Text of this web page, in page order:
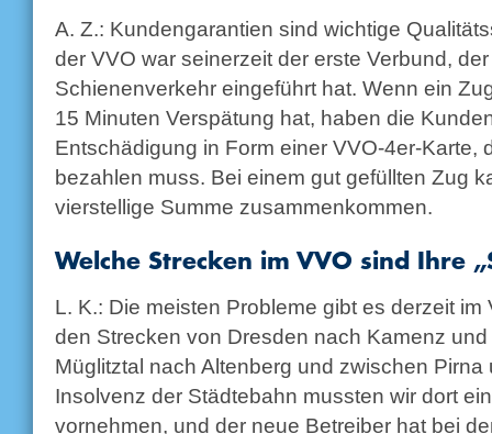
A. Z.: Kundengarantien sind wichtige
der VVO war seinerzeit der erste Verbund,
Schienenverkehr eingeführt hat. Wenn ein
15 Minuten Verspätung hat, haben die
Entschädigung in Form einer VVO-4er-Karte,
bezahlen muss. Bei einem gut gefüllten Zug
vierstellige Summe zusammenkommen.
Welche Strecken im VVO sind Ihre
L. K.: Die meisten Probleme gibt es derzeit
den Strecken von Dresden nach Kamenz
Müglitztal nach Altenberg und zwischen
Insolvenz der Städtebahn mussten wir dort
vornehmen, und der neue Betreiber hat bei